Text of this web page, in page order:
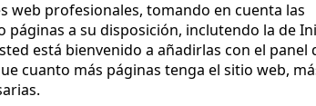
web profesionales, tomando en cuenta las
a su disposición, inclutendo la de
está bienvenido a añadirlas con el panel
cuanto más páginas tenga el sitio web,